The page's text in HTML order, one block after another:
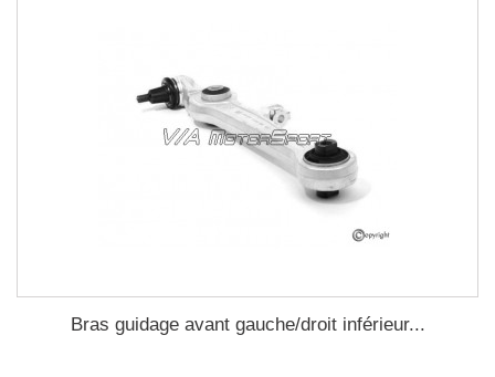
Bras guidage avant gauche/droit inférieur...